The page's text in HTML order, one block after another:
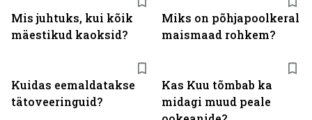
Mis juhtuks, kui kõik
mäestikud kaoksid?
Miks on põhjapoolkeral
maismaad rohkem?
Kuidas eemaldatakse
tätoveeringuid?
Kas Kuu tõmbab ka
midagi muud peale